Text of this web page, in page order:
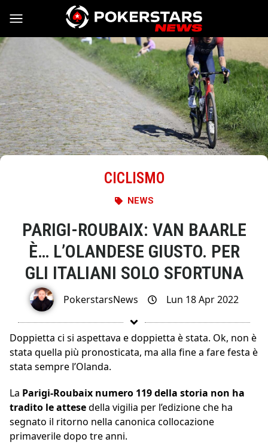
Vai al contenuto
CICLISMO
NEWS
PARIGI-ROUBAIX: VAN BAARLE
È… L’OLANDESE GIUSTO. PER
GLI ITALIANI SOLO SFORTUNA
PokerstarsNews Lun 18 Apr 2022
Doppietta ci si aspettava e doppietta è stata. Ok, non è
stata quella più pronosticata, ma alla fine a fare festa è
stata sempre l’Olanda.
La Parigi-Roubaix numero 119 della storia non ha
tradito le attesedella vigilia per l’edizione che ha
segnato il ritorno nella canonica collocazione
primaverile dopo tre anni.